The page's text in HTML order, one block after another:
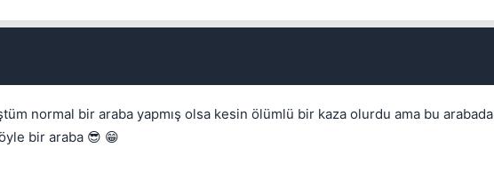
Between 1 and 5000 reputation points
30 days
Cancel Delete Thread
normal bir araba yapmış olsa kesin ölümlü bir kaza olurdu ama bu arabada
bir araba 😎 😁